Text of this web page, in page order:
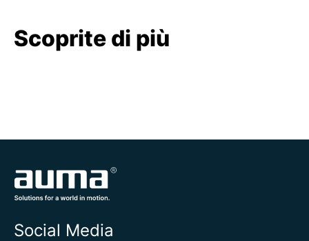
Scoprite di più
Social Media